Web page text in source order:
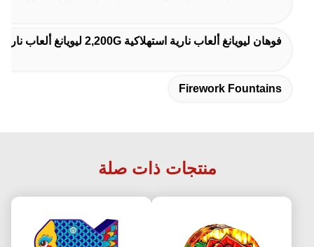
فوهان ليويانغ ألعاب نارية استهلاكية 2,200G ليويانغ ألعاب نارية للمستهلك,مصدر كعكة المستهلك الألعاب النارية
Firework Fountains
منتجات ذات صلة